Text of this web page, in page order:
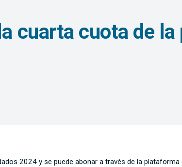
cuarta cuota de
2024 y se puede abonar a través de la